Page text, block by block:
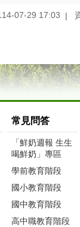
07-29 17:03
常見問答
「鮮奶週報 生生
喝鮮奶」專區
學前教育階段
國小教育階段
國中教育階段
高中職教育階段